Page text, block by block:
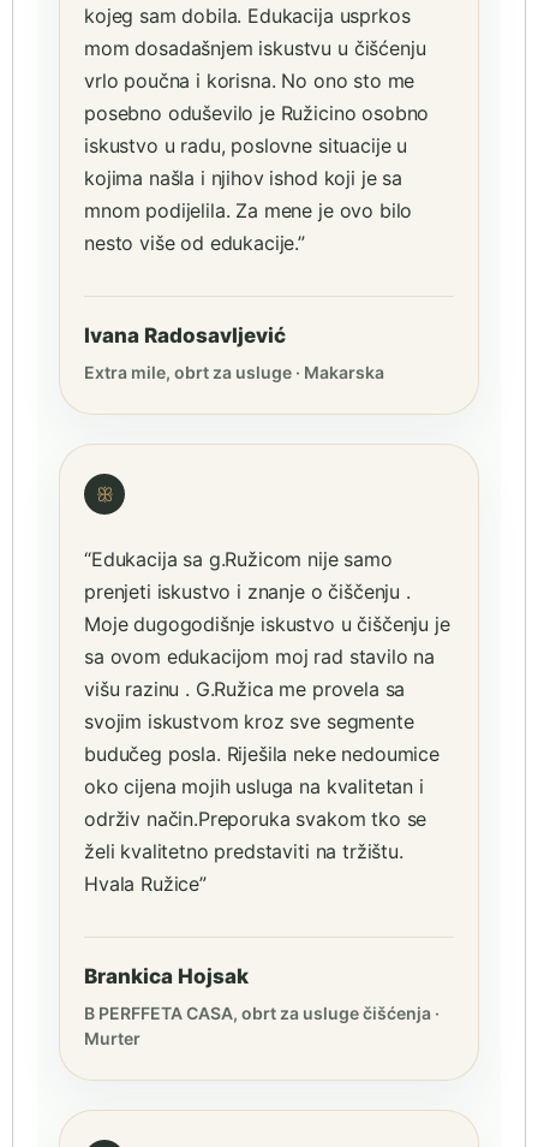
kojeg sam dobila. Edukacija usprkos
mom dosadašnjem iskustvu u čišćenju
vrlo poučna i korisna. No ono sto me
posebno oduševilo je Ružicino osobno
iskustvo u radu, poslovne situacije u
kojima našla i njihov ishod koji je sa
mnom podijelila. Za mene je ovo bilo
nesto više od edukacije.”
Ivana Radosavljević
Extra mile, obrt za usluge · Makarska
ꕥ
“Edukacija sa g.Ružicom nije samo
prenjeti iskustvo i znanje o čiščenju .
Moje dugogodišnje iskustvo u čiščenju je
sa ovom edukacijom moj rad stavilo na
višu razinu . G.Ružica me provela sa
svojim iskustvom kroz sve segmente
budučeg posla. Riješila neke nedoumice
oko cijena mojih usluga na kvalitetan i
održiv način.Preporuka svakom tko se
želi kvalitetno predstaviti na tržištu.
Hvala Ružice”
Brankica Hojsak
B PERFFETA CASA, obrt za usluge čišćenja ·
Murter